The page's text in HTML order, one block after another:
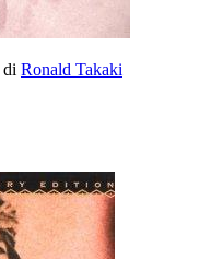
di Ronald Takaki